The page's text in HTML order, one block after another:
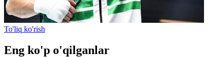
To'liq ko'rish
Eng ko'p o'qilganlar